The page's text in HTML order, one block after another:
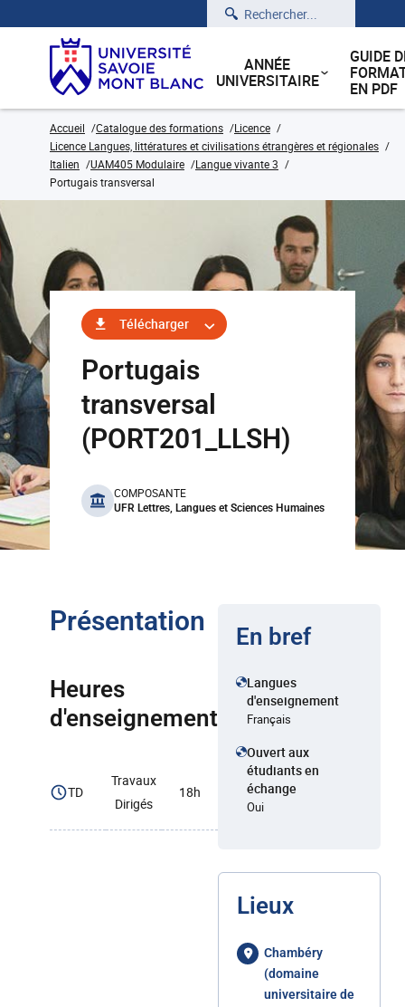
Rechercher
ANNÉE
UNIVERSITAIRE
GUIDE
EN PDF
Accueil Catalogue des formations
Licence
Licence Langues, littératures et civilisations étrangères et régionales
Italien
UAM405 Modulaire
Langue vivante 3
Portugais transversal
Télécharger
Portugais
transversal
(PORT201_LLSH)
benefits
COMPOSANTE
UFR Lettres, Langues et Sciences Humaines
Présentation
Heures
d'enseignement
TD
Travaux
Dirigés
18h
En bref
Langues
d'enseignement
Français
Ouvert aux
étudiants en
échange
Oui
Lieux
Chambéry
(domaine
universitaire de